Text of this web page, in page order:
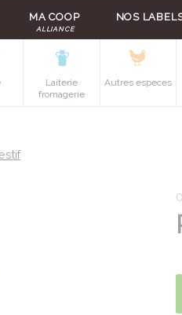
MA COOP
ALLIANCE
NOS
Laiterie
fromagerie
Autres especes